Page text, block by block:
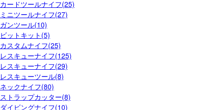
カードツールナイフ(25)
ミニツールナイフ(27)
ガンツール(10)
ビットキット(5)
カスタムナイフ(25)
レスキューナイフ(125)
レスキューナイフ(29)
レスキューツール(8)
ネックナイフ(80)
ストラップカッター(8)
ダイビングナイフ(10)